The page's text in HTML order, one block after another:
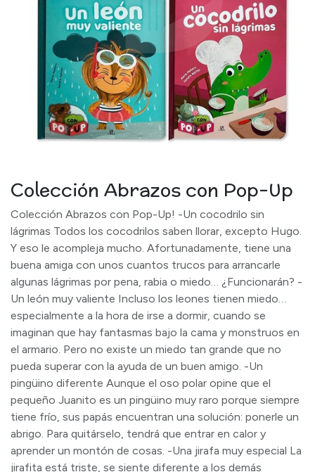
Colección Abrazos con Pop-Up
Colección Abrazos con Pop-Up! -Un cocodrilo sin
lágrimas Todos los cocodrilos saben llorar, excepto Hugo.
Y eso le acompleja mucho. Afortunadamente, tiene una
buena amiga con unos cuantos trucos para arrancarle
algunas lágrimas por pena, rabia o miedo… ¿Funcionarán? -
Un león muy valiente Incluso los leones tienen miedo…
especialmente a la hora de irse a dormir, cuando se
imaginan que hay fantasmas bajo la cama y monstruos en
el armario. Pero no existe un miedo tan grande que no
pueda superar con la ayuda de un buen amigo. -Un
pingüino diferente Aunque el oso polar opine que el
pequeño Juanito es un pingüino muy raro porque siempre
tiene frío, sus papás encuentran una solución: ponerle un
abrigo. Para quitárselo, tendrá que entrar en calor y
aprender un montón de cosas. -Una jirafa muy especial La
jirafita está triste, se siente diferente a los demás